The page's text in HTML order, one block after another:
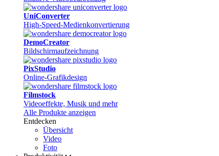
UniConverter
High-Speed-Medienkonvertierung
DemoCreator
Bildschirmaufzeichnung
PixStudio
Online-Grafikdesign
Filmstock
Videoeffekte, Musik und mehr
Alle Produkte anzeigen
Entdecken
Übersicht
Video
Foto